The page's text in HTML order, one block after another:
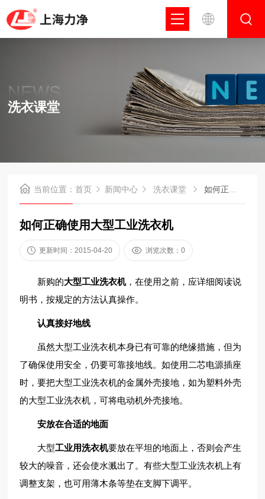
NEWS
洗衣课堂
当前位置：首页 新闻中心 洗衣课堂 如何正确使用大型工业洗衣机
如何正确使用大型工业洗衣机
更新时间：2015-04-20 浏览次数：0
新购的大型工业洗衣机，在使用之前，应详细阅读说
明书，按规定的方法认真操作。
认真接好地线
虽然大型工业洗衣机本身已有可靠的绝缘措施，但为
了确保使用安全，仍要可靠接地线。如使用二芯电源插座
时，要把大型工业洗衣机的金属外壳接地，如为塑料外壳
的大型工业洗衣机，可将电动机外壳接地。
安放在合适的地面
大型工业用洗衣机要放在平坦的地面上，否则会产生
较大的噪音，还会使水溅出了。有些大型工业洗衣机上有
调整支架，也可用薄木条等垫在支脚下调平。